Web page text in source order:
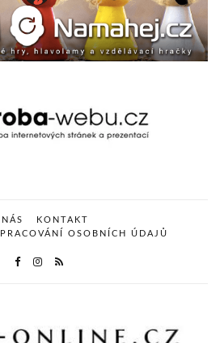
KONTAKT
OSOBNÍCH ÚDAJŮ